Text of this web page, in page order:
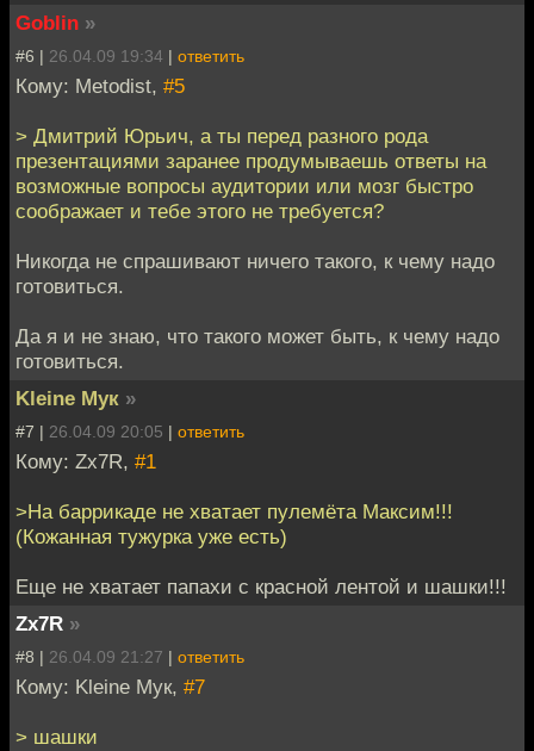
Goblin »
#6 | 26.04.09 19:34 | ответить
Кому: Metodist, #5
> Дмитрий Юрьич, а ты перед разного рода
презентациями заранее продумываешь ответы на
возможные вопросы аудитории или мозг быстро
соображает и тебе этого не требуется?
Никогда не спрашивают ничего такого, к чему надо
готовиться.
Да я и не знаю, что такого может быть, к чему надо
готовиться.
Kleine Мук »
#7 | 26.04.09 20:05 | ответить
Кому: Zx7R, #1
>На баррикаде не хватает пулемёта Максим!!!
(Кожанная тужурка уже есть)
Еще не хватает папахи с красной лентой и шашки!!!
Zx7R »
#8 | 26.04.09 21:27 | ответить
Кому: Kleine Мук, #7
> шашки